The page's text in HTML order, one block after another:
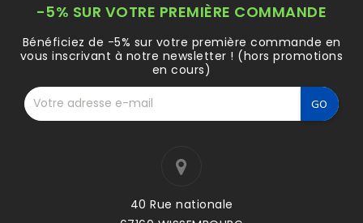
-5% SUR VOTRE PREMIÈRE COMMANDE
Bénéficiez de -5% sur votre première commande en
vous inscrivant à notre newsletter ! (hors promotions
en cours)
40 Rue nationale